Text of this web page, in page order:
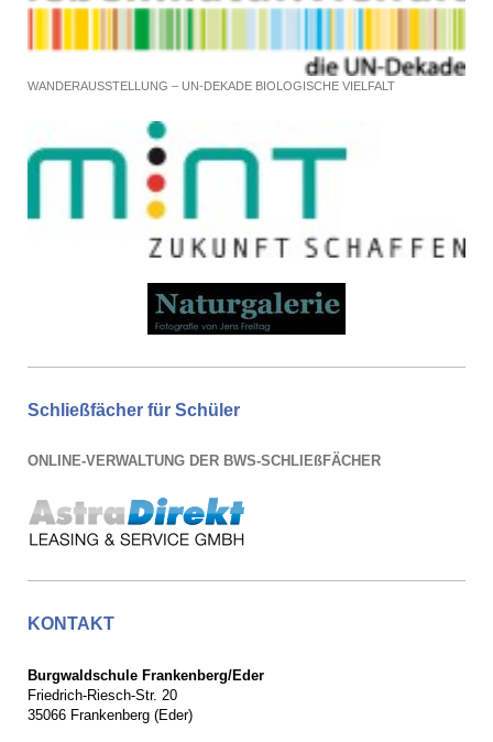
WANDERAUSSTELLUNG – UN-DEKADE BIOLOGISCHE VIELFALT
Schließfächer für Schüler
ONLINE-VERWALTUNG DER BWS-SCHLIEßFÄCHER
KONTAKT
Burgwaldschule Frankenberg/Eder
Friedrich-Riesch-Str. 20
35066 Frankenberg (Eder)